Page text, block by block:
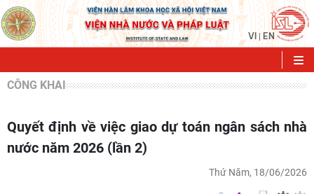
VI | EN
CÔNG KHAI
Quyết định về việc giao dự toán ngân sách nhà
nước năm 2026 (lần 2)
Thứ Năm, 18/06/2026